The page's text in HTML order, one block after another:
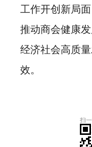
工作开创新局
推动商会健康
经济社会高质
效。
扫